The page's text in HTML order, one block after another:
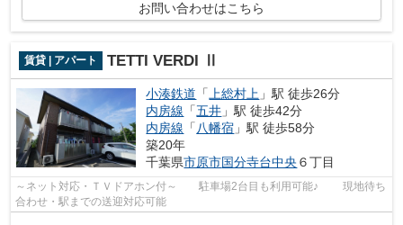
お問い合わせはこちら
賃貸 | アパート TETTI VERDI Ⅱ
小湊鉄道 「 上総村上 」駅 徒歩26分
内房線 「五井 」駅 徒歩42分
内房線 「 八幡宿 」駅 徒歩58分
築20年
千葉県市原市国分寺台中央 ６丁目
～ネット対応・ＴＶドアホン付～ 駐車場2台目も利用可能♪ 現地待ち
合わせ・駅までの送迎対応可能